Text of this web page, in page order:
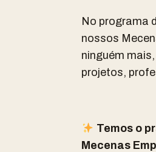
No programa
nossos
ninguém
projetos,
Temos o
Mecenas